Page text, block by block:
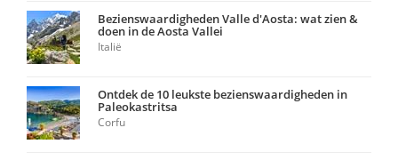
Bezienswaardigheden Valle d'Aosta: wat zien &
doen in de Aosta Vallei
Italië
Ontdek de 10 leukste bezienswaardigheden in
Paleokastritsa
Corfu